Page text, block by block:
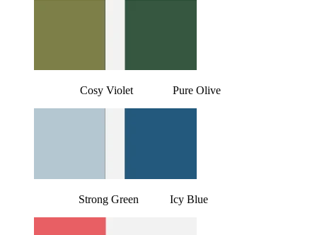
Cosy Violet Pure Olive
Strong Green Icy Blue